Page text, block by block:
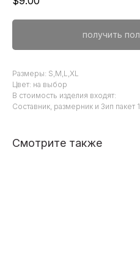
получить
Размеры: S,M,L,XL
Цвет: на выбор
В стоимость изделия входят:
Составник, размерник и Зип
Смотрите также